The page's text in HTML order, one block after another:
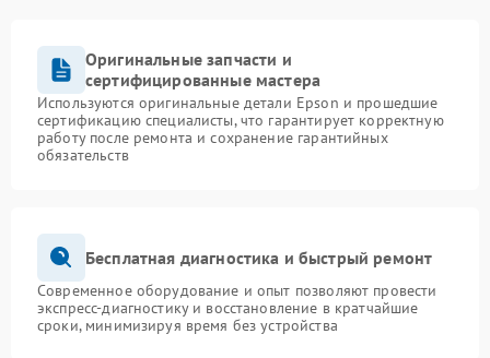
Оригинальные запчасти и
сертифицированные мастера
Используются оригинальные детали Epson и прошедшие
сертификацию специалисты, что гарантирует корректную
работу после ремонта и сохранение гарантийных
обязательств
Бесплатная диагностика и быстрый ремонт
Современное оборудование и опыт позволяют провести
экспресс-диагностику и восстановление в кратчайшие
сроки, минимизируя время без устройства